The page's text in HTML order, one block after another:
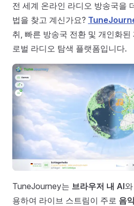
전 세계 온라인 라디오 방송국을
법을 찾고 계신가요?
취, 빠른 방송국 전환 및 개인화
로벌 라디오 탐색 플랫폼입니다.
TuneJourney는 브라우저 내 AI
용하여 라이브 스트림이 주로 음